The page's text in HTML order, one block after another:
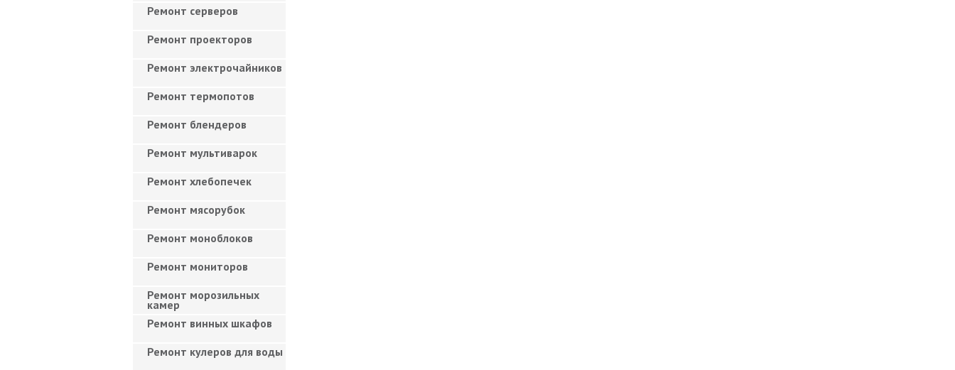
Ремонт серверов
Ремонт проекторов
Ремонт электрочайников
Ремонт термопотов
Ремонт блендеров
Ремонт мультиварок
Ремонт хлебопечек
Ремонт мясорубок
Ремонт моноблоков
Ремонт мониторов
Ремонт морозильных
камер
Ремонт винных шкафов
Ремонт кулеров для воды